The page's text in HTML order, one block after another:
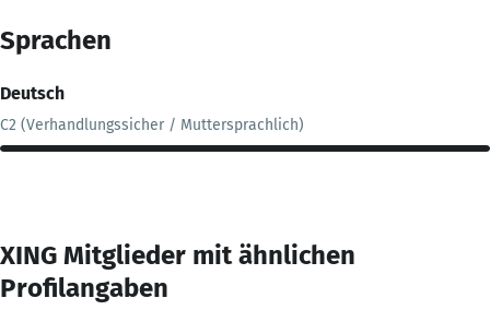
Sprachen
Deutsch
C2 (Verhandlungssicher / Muttersprachlich)
XING Mitglieder mit ähnlichen
Profilangaben